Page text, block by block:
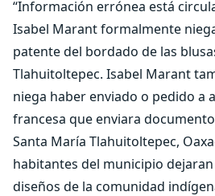
“Información errónea está
Isabel Marant formalmente
patente del bordado de las
Tlahuitoltepec. Isabel Marant
niega haber enviado o pedido a
francesa que enviara
Santa María Tlahuitoltepec,
habitantes del municipio
diseños de la comunidad